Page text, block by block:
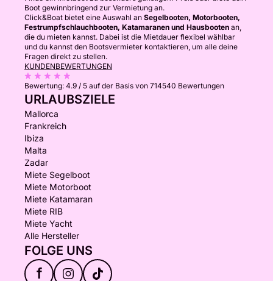
Boot gewinnbringend zur Vermietung an.
Click&Boat bietet eine Auswahl an Segelbooten, Motorbooten,
Festrumpfschlauchbooten, Katamaranen und Hausbooten an,
die du mieten kannst. Dabei ist die Mietdauer flexibel wählbar
und du kannst den Bootsvermieter kontaktieren, um alle deine
Fragen direkt zu stellen.
KUNDENBEWERTUNGEN
Bewertung: 4.9 / 5 auf der Basis von 714540 Bewertungen
URLAUBSZIELE
Mallorca
Frankreich
Ibiza
Malta
Zadar
Miete Segelboot
Miete Motorboot
Miete Katamaran
Miete RIB
Miete Yacht
Alle Hersteller
FOLGE UNS
f